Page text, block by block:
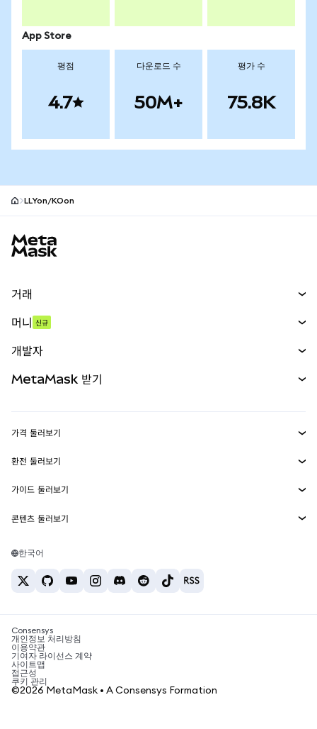
App Store
평점
4.7
다운로드 수
50M+
평가 수
75.8K
LLYon/KOon
거래
무기한 선물
실물자산
머니 신규
개발자
MetaMask Connect
Snaps
웹3 서비스
MetaMask 받기
보안
고객 지원
채용
가격 둘러보기
이더리움 가격
솔라나 가격
테더 가격
환전 둘러보기
ETH를 USD로 환전
USDT를 INR로 환전
BTC를 INR로 환전
ETH를 USDT로 환전
가이드 둘러보기
ETH 매수
USDT 매수
SHIB 매수
BNB 매수
콘텐츠 둘러보기
솔라나 지갑
암호화폐 세금 뉴스
암호화폐 매수 방법
비트코인 매도 방법
한국어
Consensys
개인정보 처리방침
이용약관
기여자 라이선스 계약
사이트맵
접근성
쿠키 관리
©2026 MetaMask • A Consensys Formation